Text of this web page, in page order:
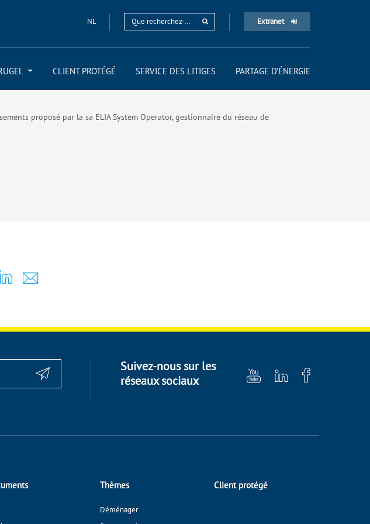
NL Extranet
CLIENT PROTÉGÉ SERVICE DES LITIGES PARTAGE D'ÉNERGIE
proposé par la sa ELIA System Operator, gestionnaire du réseau de
Suivez-nous sur les
réseaux sociaux
Thèmes
Déménager
Client protégé